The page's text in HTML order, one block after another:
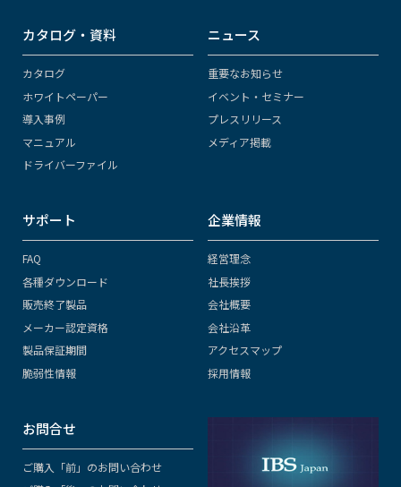
カタログ・資料
カタログ
ホワイトペーパー
導入事例
マニュアル
ドライバーファイル
ニュース
重要なお知らせ
イベント・セミナー
プレスリリース
メディア掲載
サポート
FAQ
各種ダウンロード
販売終了製品
メーカー認定資格
製品保証期間
脆弱性情報
企業情報
経営理念
社長挨拶
会社概要
会社沿革
アクセスマップ
採用情報
お問合せ
ご購入「前」のお問い合わせ